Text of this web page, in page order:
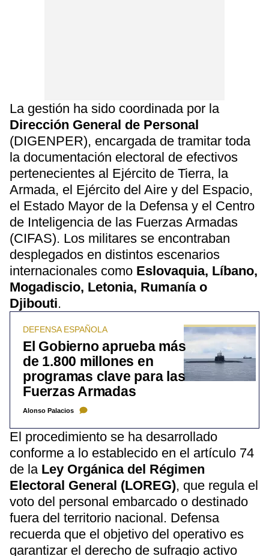
La gestión ha sido coordinada por la
Dirección General de Personal
(DIGENPER), encargada de tramitar toda
la documentación electoral de efectivos
pertenecientes al Ejército de Tierra, la
Armada, el Ejército del Aire y del Espacio,
el Estado Mayor de la Defensa y el Centro
de Inteligencia de las Fuerzas Armadas
(CIFAS). Los militares se encontraban
desplegados en distintos escenarios
internacionales como Eslovaquia, Líbano,
Mogadiscio, Letonia, Rumanía o
Djibouti.
DEFENSA ESPAÑOLA
El Gobierno aprueba más
de 1.800 millones en
programas clave para las
Fuerzas Armadas
Alonso Palacios
El procedimiento se ha desarrollado
conforme a lo establecido en el artículo 74
de la Ley Orgánica del Régimen
Electoral General (LOREG), que regula el
voto del personal embarcado o destinado
fuera del territorio nacional. Defensa
recuerda que el objetivo del operativo es
garantizar el derecho de sufragio activo